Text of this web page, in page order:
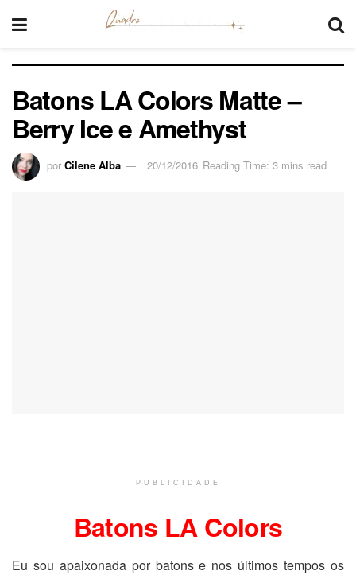
Batons LA Colors Matte –
Berry Ice e Amethyst
por Cilene Alba 20/12/2016 Reading Time: 3 mins read
PUBLICIDADE
Batons LA Colors
Eu sou apaixonada por batons e nos últimos tempos os